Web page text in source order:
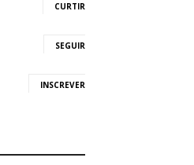
CURTIR
SEGUIR
INSCREVER